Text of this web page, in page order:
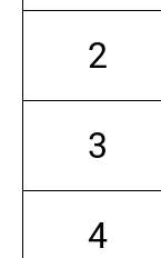
2
3
4